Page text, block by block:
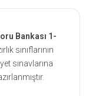
Bankası 1-
sınıflarının
sınavlarına